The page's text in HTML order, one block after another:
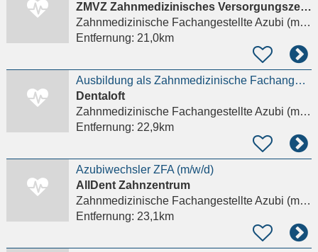
ZMVZ Zahnmedizinisches Versorgungszentrum Carolinum Plus GmbH
Zahnmedizinische Fachangestellte Azubi (m/w/d)
Entfernung: 21,0km
Ausbildung als Zahnmedizinische Fachangestellte / ZFA (m/w/d)
Dentaloft
Zahnmedizinische Fachangestellte Azubi (m/w/d)
Entfernung: 22,9km
Azubiwechsler ZFA (m/w/d)
AllDent Zahnzentrum
Zahnmedizinische Fachangestellte Azubi (m/w/d)
Entfernung: 23,1km